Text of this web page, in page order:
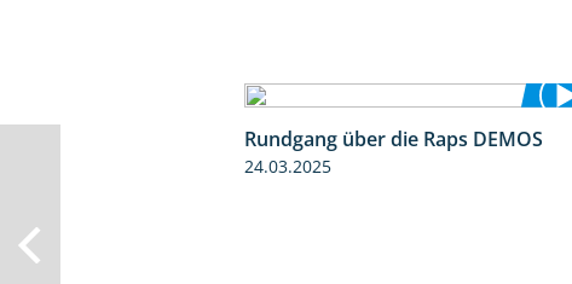
Rundgang über die Raps DEMOS
24.03.2025